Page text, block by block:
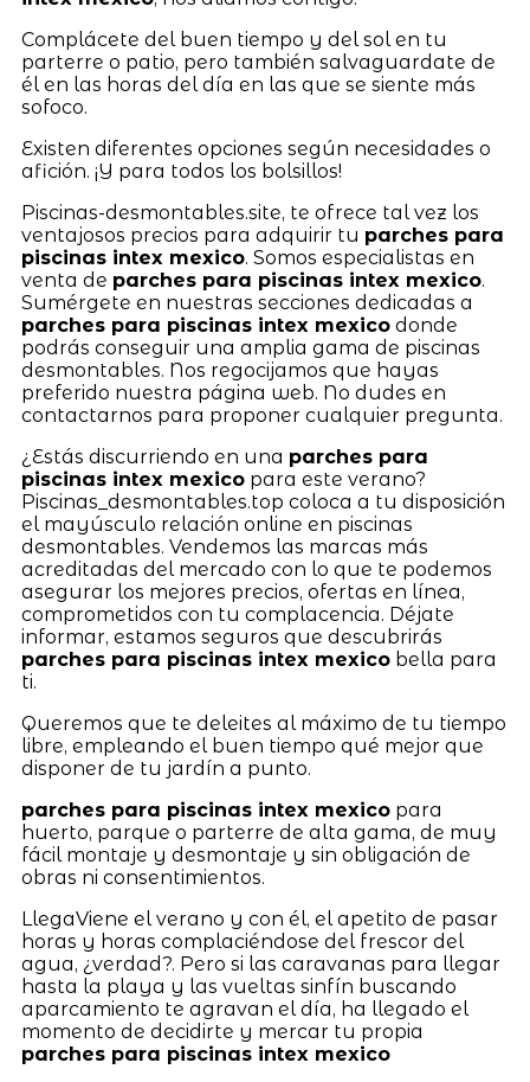
Complácete del buen tiempo y del sol en tu
parterre o patio, pero también salvaguardate de
él en las horas del día en las que se siente más
sofoco.
Existen diferentes opciones según necesidades o
afición. ¡Y para todos los bolsillos!
Piscinas-desmontables.site, te ofrece tal vez los
ventajosos precios para adquirir tu parches para
piscinas intex mexico. Somos especialistas en
venta de parches para piscinas intex mexico.
Sumérgete en nuestras secciones dedicadas a
parches para piscinas intex mexicodonde
podrás conseguir una amplia gama de piscinas
desmontables. Nos regocijamos que hayas
preferido nuestra página web. No dudes en
contactarnos para proponer cualquier pregunta.
¿Estás discurriendo en una parches para
piscinas intex mexicopara este verano?
Piscinas_desmontables.top coloca a tu disposición
el mayúsculo relación online en piscinas
desmontables. Vendemos las marcas más
acreditadas del mercado con lo que te podemos
asegurar los mejores precios, ofertas en línea,
comprometidos con tu complacencia. Déjate
informar, estamos seguros que descubrirás
parches para piscinas intex mexicobella para
ti.
Queremos que te deleites al máximo de tu tiempo
libre, empleando el buen tiempo qué mejor que
disponer de tu jardín a punto.
parches para piscinas intex mexicopara
huerto, parque o parterre de alta gama, de muy
fácil montaje y desmontaje y sin obligación de
obras ni consentimientos.
LlegaViene el verano y con él, el apetito de pasar
horas y horas complaciéndose del frescor del
agua, ¿verdad?. Pero si las caravanas para llegar
hasta la playa y las vueltas sinfín buscando
aparcamiento te agravan el día, ha llegado el
momento de decidirte y mercar tu propia
parches para piscinas intex mexico